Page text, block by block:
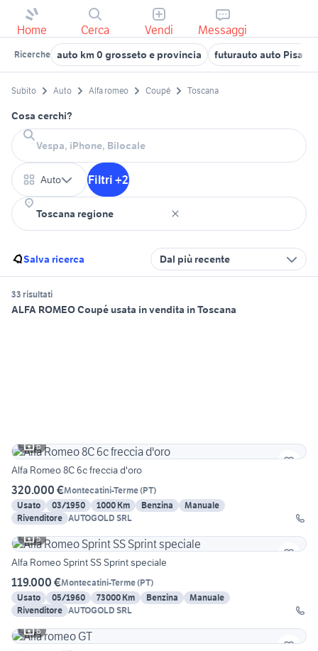
Home Cerca Vendi Messaggi
Ricerche auto km 0 grosseto e provincia futurauto auto Pisa
Subito Auto Alfa romeo Coupé Toscana
Cosa cerchi?
Auto Filtri +2
Salva ricerca Dal più recente
33 risultati
ALFA ROMEO Coupé usata in vendita in Toscana
6
Alfa Romeo 8C 6c freccia d'oro
320.000 €Montecatini-Terme(PT)
Usato
03/1950 1000 Km Benzina
Manuale
Rivenditore AUTOGOLD SRL
5
Alfa Romeo Sprint SS Sprint speciale
119.000 €Montecatini-Terme(PT)
Usato
05/1960 73000 Km Benzina
Manuale
Rivenditore AUTOGOLD SRL
6